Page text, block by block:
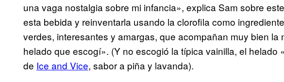
una vaga nostalgia sobre mi infancia», explica Sam sobre
esta bebida y reinventarla usando la clorofila como
verdes, interesantes y amargas, que acompañan muy bien la
helado que escogí». (Y no escogió la típica vainilla, el helado
de Ice and Vice, sabor a piña y lavanda).